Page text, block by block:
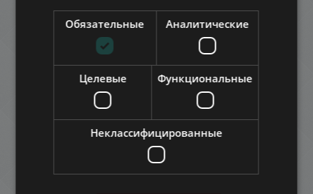
ОТПРАВЬТЕ ЗАПРОС
Обязательные Аналитические
Целевые Функциональные
Неклассифицированные